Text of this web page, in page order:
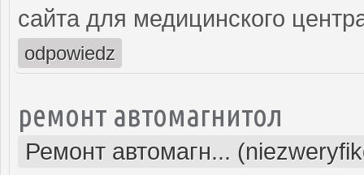
сайта для медицинского
odpowiedz
ремонт автомагнитол
Ремонт автомагн...